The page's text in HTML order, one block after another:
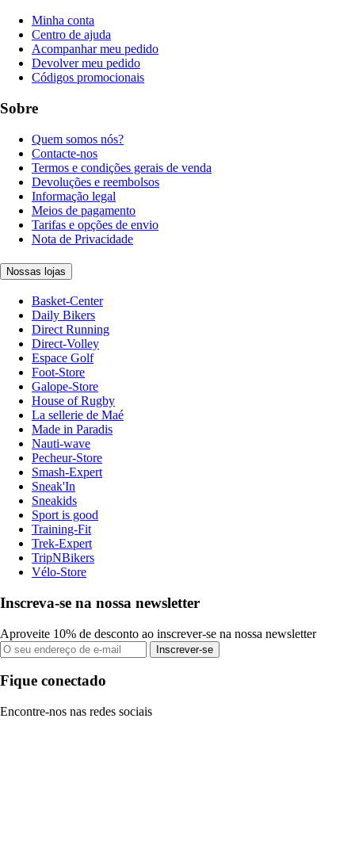
Minha conta
Centro de ajuda
Acompanhar meu pedido
Devolver meu pedido
Códigos promocionais
Sobre
Quem somos nós?
Contacte-nos
Termos e condições gerais de venda
Devoluções e reembolsos
Informação legal
Meios de pagamento
Tarifas e opções de envio
Nota de Privacidade
Nossas lojas
Basket-Center
Daily Bikers
Direct Running
Direct-Volley
Espace Golf
Foot-Store
Galope-Store
House of Rugby
La sellerie de Maé
Made in Paradis
Nauti-wave
Pecheur-Store
Smash-Expert
Sneak'In
Sneakids
Sport is good
Training-Fit
Trek-Expert
TripNBikers
Vélo-Store
Inscreva-se na nossa newsletter
Aproveite 10% de desconto ao inscrever-se na nossa newsletter
Inscrever-se
Fique conectado
Encontre-nos nas redes sociais